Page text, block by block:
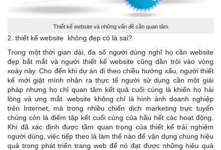
Thiết kế website và những vấn đề cần quan tâm
2. thiết kế website không đẹp có là sai?
Trong một thời gian dài, đa số người dùng nghĩ họ cần website
đẹp bắt mắt và người thiết kế website cũng dần trôi vào vòng
xoáy này. Cho đến khi dự án đi theo chiều hướng xấu, người thiết
kế mới giật mình nhận ra thực tế người sử dụng cần một giải
pháp nhưng họ chỉ quan tâm kết quả cuối cùng là khiến họ hài
lòng và ưng mắt. website không chỉ là hình ảnh doanh nghiệp
trên Internet, mà trong nhiều chiến dịch marketing trực tuyến
chúng còn là điểm tập kết cuối cùng của hầu hết các hoạt động.
Khi đã xác định được tầm quan trọng của thiết kế trải nghiệm
người dùng, việc tiếp theo là làm thế nào để vận dụng chúng hiệu
quả trong phát triển trang web để nó đạt được những hiệu quả